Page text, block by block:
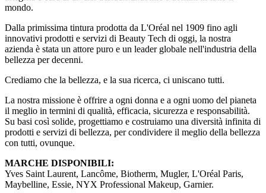
mondo.
Dalla primissima tintura prodotta da L'Oréal nel 1909 fino agli
innovativi prodotti e servizi di Beauty Tech di oggi, la nostra
azienda è stata un attore puro e un leader globale nell'industria della
bellezza per decenni.
Crediamo che la bellezza, e la sua ricerca, ci uniscano tutti.
La nostra missione è offrire a ogni donna e a ogni uomo del pianeta
il meglio in termini di qualità, efficacia, sicurezza e responsabilità.
Su basi così solide, progettiamo e costruiamo una diversità infinita di
prodotti e servizi di bellezza, per condividere il meglio della bellezza
con tutti, ovunque.
MARCHE DISPONIBILI:
Yves Saint Laurent, Lancôme, Biotherm, Mugler, L'Oréal Paris,
Maybelline, Essie, NYX Professional Makeup, Garnier.